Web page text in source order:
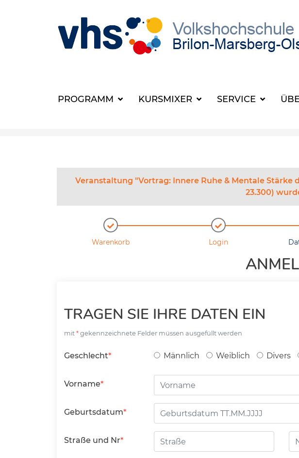
PROGRAMM KURSMIXER SERVICE
Veranstaltung "Vortrag: Innere Ruhe & Mentale Stärke
23.300)
Warenkorb Login
TRAGEN SIE IHRE DATEN EIN
mit gekennzeichnete Felder müssen ausgefüllt werden
Geschlecht Männlich Weiblich Divers
Vorname
Geburtsdatum
Straße und Nr Straße